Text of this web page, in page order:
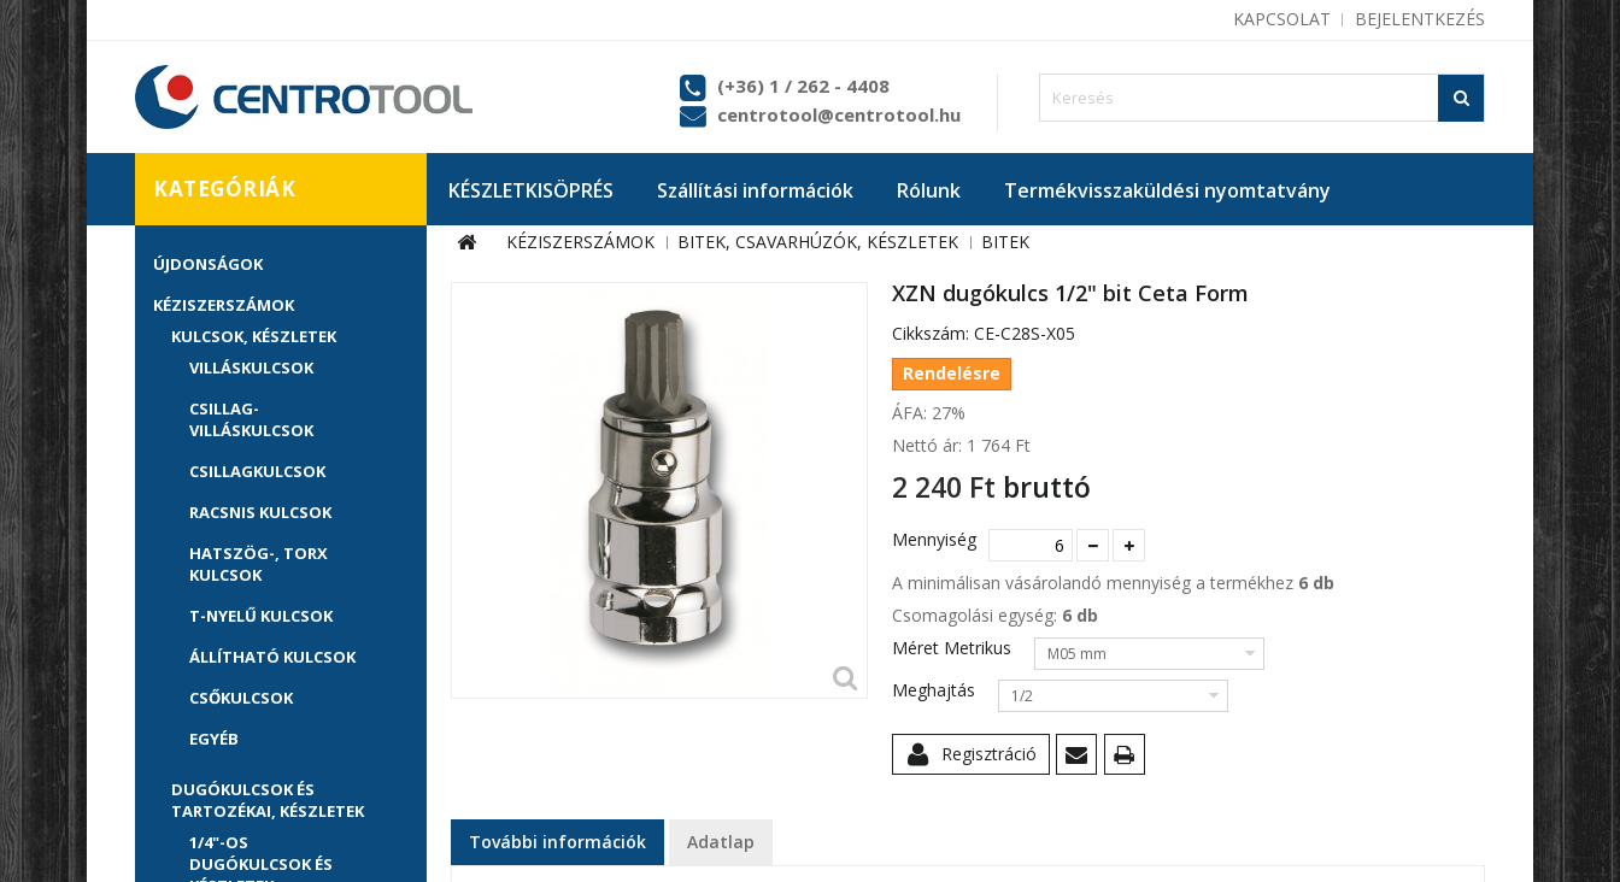
BEJELENTKEZÉS
KAPCSOLAT
(+36) 1 / 262 - 4408
centrotool@centrotool.hu
KÉSZLETKISÖPRÉS Szállítási információk Rólunk Termékvisszaküldési nyomtatvány
KATEGÓRIÁK
ÚJDONSÁGOK
KÉZISZERSZÁMOK
KULCSOK, KÉSZLETEK
VILLÁSKULCSOK
CSILLAG-
VILLÁSKULCSOK
CSILLAGKULCSOK
RACSNIS KULCSOK
HATSZÖG-, TORX
KULCSOK
T-NYELŰ KULCSOK
ÁLLÍTHATÓ KULCSOK
CSŐKULCSOK
EGYÉB
DUGÓKULCSOK ÉS
TARTOZÉKAI, KÉSZLETEK
1/4"-OS
DUGÓKULCSOK ÉS
KÉZISZERSZÁMOK BITEK, CSAVARHÚZÓK, KÉSZLETEK BITEK
XZN dugókulcs 1/2" bit Ceta Form
Cikkszám: CE-C28S-X05
Rendelésre
ÁFA: 27%
Nettó ár: 1 764 Ft‎
2 240 Ft‎ bruttó
Mennyiség
A minimálisan vásárolandó mennyiség a termékhez 6 db
Csomagolási egység: 6 db
Méret Metrikus
M05 mm
Meghajtás 1/2
Regisztráció
További információk Adatlap